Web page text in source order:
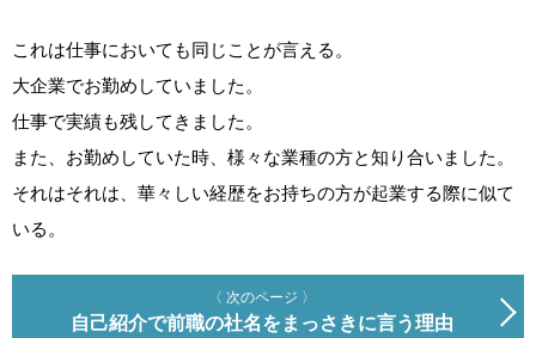
これは仕事においても同じことが言える。
大企業でお勤めしていました。
仕事で実績も残してきました。
また、お勤めしていた時、様々な業種の方と知り合いました。
それはそれは、華々しい経歴をお持ちの方が起業する際に似て
いる。
〈 次のページ 〉
自己紹介で前職の社名をまっさきに言う理由